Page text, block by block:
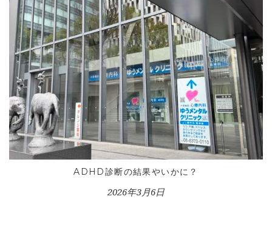
ADHD診断の結果やいかに？
2026年3月6日